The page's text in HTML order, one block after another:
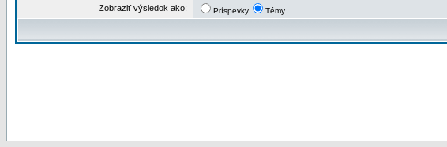
Zobraziť výsledok ako: Príspevky Témy